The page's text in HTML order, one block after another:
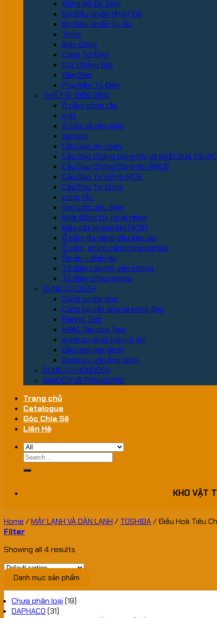
Đồng Hồ Đo Điện
Bộ Điều Khiển Nhiệt Độ
Bộ Điều Khiển Tụ Bù
Timer
Biến Dòng
Công Tơ Điện
Cột Chống Sét
Đèn Báo
Phụ Kiện Tủ Điện
THIẾT BỊ ĐIỆN SINO
Ổ cắm công tắc
mặt
ổ cấm và phụ kiện
zenlock
Cầu Dao An Toàn
Cầu Dao Chống Dòng Rò Và Ngắt Quá Tải-
Cầu Dao Chống Dòng Rò-RRCB
Cầu Dao Tự Động-MCB
Cầu Dao Tự Động
công tắc
ống luồn dây điện
Khởi động từ, rơ-le nhiệt
Máy cắt không khí (ACB)
Ổ cắm đa năng dây kéo dài
Ổ cắm, phích cắm công nghiệp
Ổn áp – Biến áp
Tủ điện căn hộ, văn phòng
Tủ điện công nghiệp
DỤNG CỤ DSZH
Dụng cụ loe ống
Công cụ cắt ống và nong ống
Flaring Tool
HVAC Service Tool
dung cụ phát hiện rò khí
Dây nạp gas dszh
Dụng cụ uốn ống dszh
DỤNG CỤ HONGSEN
NANOCO VÀ PANASONIC
Trang chủ
Catalogue
Góc Chia Sẽ
Liên Hệ
Search
for:
KHO VẬT
Home /MÁY LẠNH VÀ DÀN LẠNH / TOSHIBA/Điều Hoà Tiêu
Filter
Showing all 4 results
Danh mục sản phẩm
Chưa phân loại (19)
DAPHACO (31)